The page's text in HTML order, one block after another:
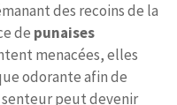
des recoins de la
de punaises
menacées, elles
odorante afin de
peut devenir